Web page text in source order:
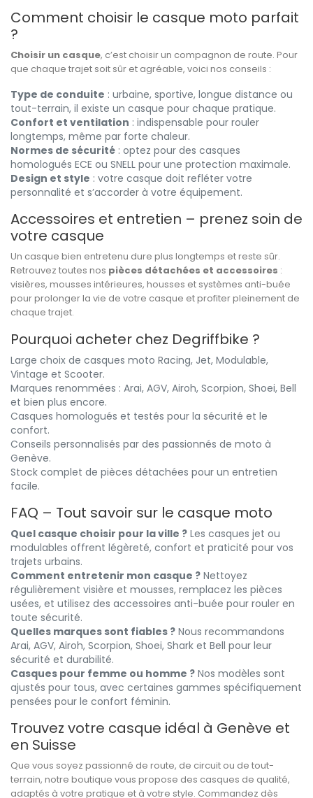
Comment choisir le casque moto parfait
?
Choisir un casque, c’est choisir un compagnon de route. Pour
que chaque trajet soit sûr et agréable, voici nos conseils :
Type de conduite : urbaine, sportive, longue distance ou
tout-terrain, il existe un casque pour chaque pratique.
Confort et ventilation : indispensable pour rouler
longtemps, même par forte chaleur.
Normes de sécurité : optez pour des casques
homologués ECE ou SNELL pour une protection maximale.
Design et style : votre casque doit refléter votre
personnalité et s’accorder à votre équipement.
Accessoires et entretien – prenez soin de
votre casque
Un casque bien entretenu dure plus longtemps et reste sûr.
Retrouvez toutes nos pièces détachées et accessoires :
visières, mousses intérieures, housses et systèmes anti-buée
pour prolonger la vie de votre casque et profiter pleinement de
chaque trajet.
Pourquoi acheter chez Degriffbike ?
Large choix de casques moto Racing, Jet, Modulable,
Vintage et Scooter.
Marques renommées : Arai, AGV, Airoh, Scorpion, Shoei, Bell
et bien plus encore.
Casques homologués et testés pour la sécurité et le
confort.
Conseils personnalisés par des passionnés de moto à
Genève.
Stock complet de pièces détachées pour un entretien
facile.
FAQ – Tout savoir sur le casque moto
Quel casque choisir pour la ville ? Les casques jet ou
modulables offrent légèreté, confort et praticité pour vos
trajets urbains.
Comment entretenir mon casque ? Nettoyez
régulièrement visière et mousses, remplacez les pièces
usées, et utilisez des accessoires anti-buée pour rouler en
toute sécurité.
Quelles marques sont fiables ? Nous recommandons
Arai, AGV, Airoh, Scorpion, Shoei, Shark et Bell pour leur
sécurité et durabilité.
Casques pour femme ou homme ? Nos modèles sont
ajustés pour tous, avec certaines gammes spécifiquement
pensées pour le confort féminin.
Trouvez votre casque idéal à Genève et
en Suisse
Que vous soyez passionné de route, de circuit ou de tout-
terrain, notre boutique vous propose des casques de qualité,
adaptés à votre pratique et à votre style. Commandez dès